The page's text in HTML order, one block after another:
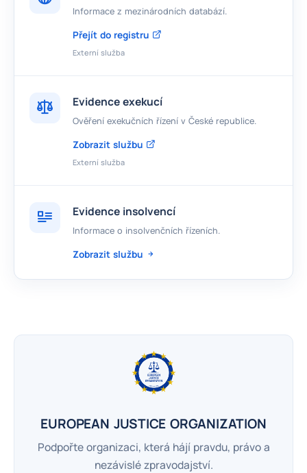
Informace z mezinárodních databází.
Přejít do registru
Externí služba
Evidence exekucí
Ověření exekučních řízení v České republice.
Zobrazit službu
Externí služba
Evidence insolvencí
Informace o insolvenčních řízeních.
Zobrazit službu
EUROPEAN JUSTICE ORGANIZATION
Podpořte organizaci, která hájí pravdu, právo a
nezávislé zpravodajství.